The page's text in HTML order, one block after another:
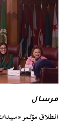
مرسال
انطلاق مؤتمر